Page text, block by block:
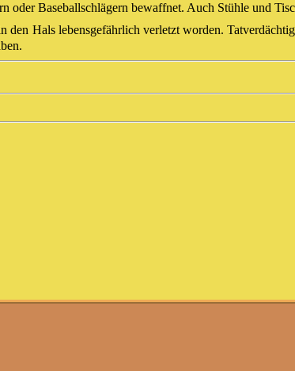
oder Baseballschlägern bewaffnet. Auch Stühle und
den Hals lebensgefährlich verletzt worden.